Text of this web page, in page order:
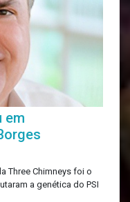
em
Three Chimneys foi o
a genética do PSI